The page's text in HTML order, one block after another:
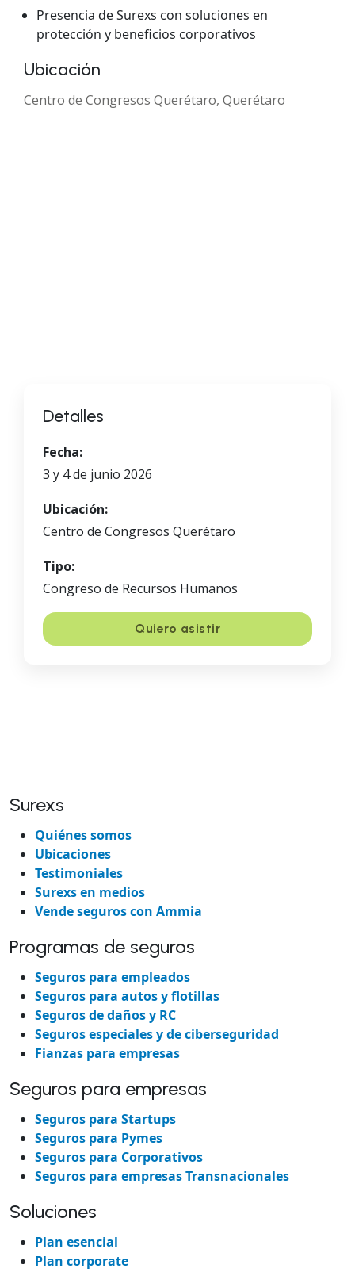
Presencia de Surexs con soluciones en
protección y beneficios corporativos
Ubicación
Centro de Congresos Querétaro, Querétaro
Detalles
Fecha:
3 y 4 de junio 2026
Ubicación:
Centro de Congresos Querétaro
Tipo:
Congreso de Recursos Humanos
Quiero asistir
Surexs
Quiénes somos
Ubicaciones
Testimoniales
Surexs en medios
Vende seguros con Ammia
Programas de seguros
Seguros para empleados
Seguros para autos y flotillas
Seguros de daños y RC
Seguros especiales y de ciberseguridad
Fianzas para empresas
Seguros para empresas
Seguros para Startups
Seguros para Pymes
Seguros para Corporativos
Seguros para empresas Transnacionales
Soluciones
Plan esencial
Plan corporate